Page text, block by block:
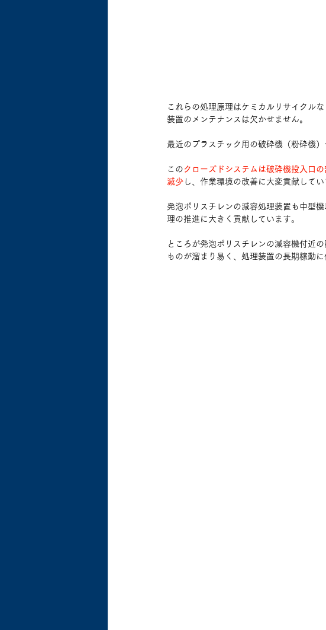
これらの処理原理はケミカルリサイクル
装置のメンテナンスは欠かせません。
最近のプラスチック用の破砕機（粉砕機
この クローズドシステムは破砕機投入口
減少 し、作業環境の改善に大変貢献してい
発泡ポリスチレンの減容処理装置も中型
理の推進に大きく貢献しています。
ところが発泡ポリスチレンの減容機付近
ものが溜まり易く、処理装置の長期稼動